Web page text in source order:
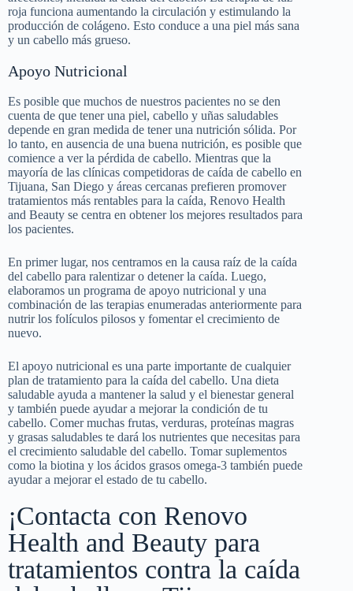
roja funciona aumentando la circulación y estimulando la
producción de colágeno. Esto conduce a una piel más sana
y un cabello más grueso.
Apoyo Nutricional
Es posible que muchos de nuestros pacientes no se den
cuenta de que tener una piel, cabello y uñas saludables
depende en gran medida de tener una nutrición sólida. Por
lo tanto, en ausencia de una buena nutrición, es posible que
comience a ver la pérdida de cabello. Mientras que la
mayoría de las clínicas competidoras de caída de cabello en
Tijuana, San Diego y áreas cercanas prefieren promover
tratamientos más rentables para la caída, Renovo Health
and Beauty se centra en obtener los mejores resultados para
los pacientes.
En primer lugar, nos centramos en la causa raíz de la caída
del cabello para ralentizar o detener la caída. Luego,
elaboramos un programa de apoyo nutricional y una
combinación de las terapias enumeradas anteriormente para
nutrir los folículos pilosos y fomentar el crecimiento de
nuevo.
El apoyo nutricional es una parte importante de cualquier
plan de tratamiento para la caída del cabello. Una dieta
saludable ayuda a mantener la salud y el bienestar general
y también puede ayudar a mejorar la condición de tu
cabello. Comer muchas frutas, verduras, proteínas magras
y grasas saludables te dará los nutrientes que necesitas para
el crecimiento saludable del cabello. Tomar suplementos
como la biotina y los ácidos grasos omega-3 también puede
ayudar a mejorar el estado de tu cabello.
¡Contacta con Renovo
Health and Beauty para
tratamientos contra la caída